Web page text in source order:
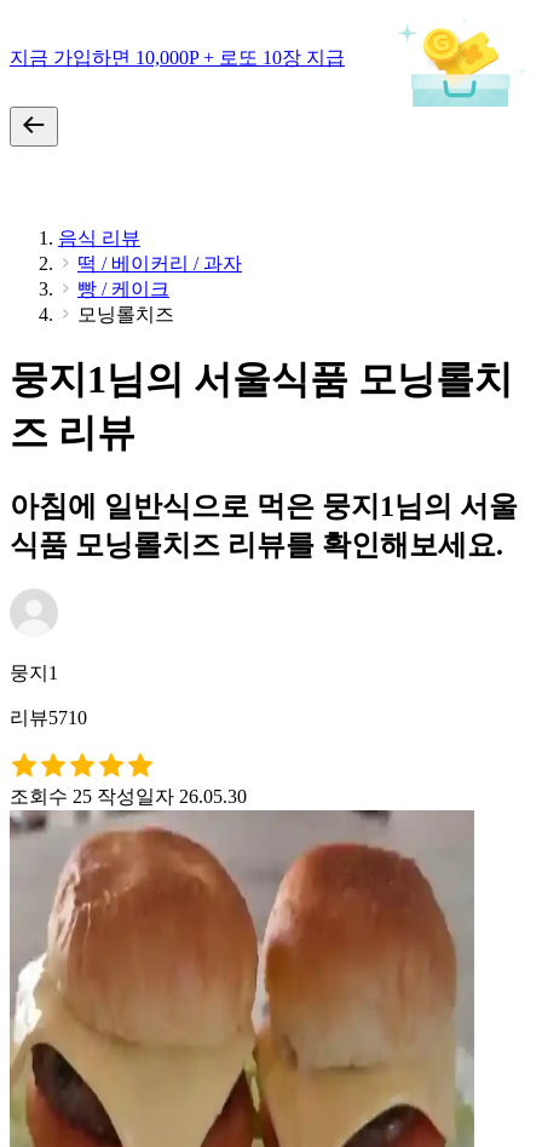
지금 가입하면 10,000P + 로또 10장 지급
음식 리뷰
떡 / 베이커리 / 과자
빵 / 케이크
모닝롤치즈
뭉지1님의 서울식품 모닝롤치
즈 리뷰
아침에 일반식으로 먹은 뭉지1님의 서울
식품 모닝롤치즈 리뷰를 확인해보세요.
뭉지1
리뷰5710
조회수 25 작성일자 26.05.30